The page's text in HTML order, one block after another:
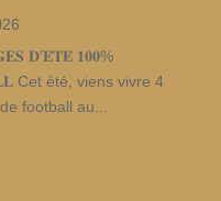
𝐃’𝐄́𝐓𝐄́ 𝟏𝟎𝟎%
Cet été, viens vivre 4
football au...